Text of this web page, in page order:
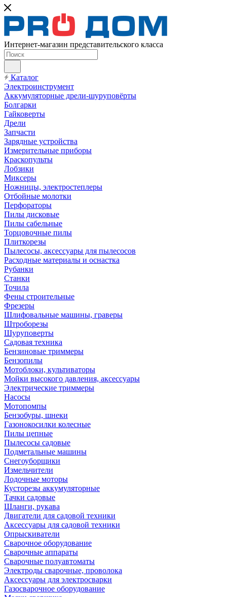
Интернет-магазин представительского класса
Каталог
Электроинструмент
Аккумуляторные дрели-шуруповёрты
Болгарки
Гайковерты
Дрели
Запчасти
Зарядные устройства
Измерительные приборы
Краскопульты
Лобзики
Миксеры
Ножницы, электростеплеры
Отбойные молотки
Перфораторы
Пилы дисковые
Пилы сабельные
Торцовочные пилы
Плиткорезы
Пылесосы, аксессуары для пылесосов
Расходные материалы и оснастка
Рубанки
Станки
Точила
Фены строительные
Фрезеры
Шлифовальные машины, граверы
Штроборезы
Шуруповерты
Садовая техника
Бензиновые триммеры
Бензопилы
Мотоблоки, культиваторы
Мойки высокого давления, аксессуары
Электрические триммеры
Насосы
Мотопомпы
Бензобуры, шнеки
Газонокосилки колесные
Пилы цепные
Пылесосы садовые
Подметальные машины
Снегоуборщики
Измельчители
Лодочные моторы
Кусторезы аккумуляторные
Тачки садовые
Шланги, рукава
Двигатели для садовой техники
Аксессуары для садовой техники
Опрыскиватели
Сварочное оборудование
Сварочные аппараты
Сварочные полуавтоматы
Электроды сварочные, проволока
Аксессуары для электросварки
Газосварочное оборудование